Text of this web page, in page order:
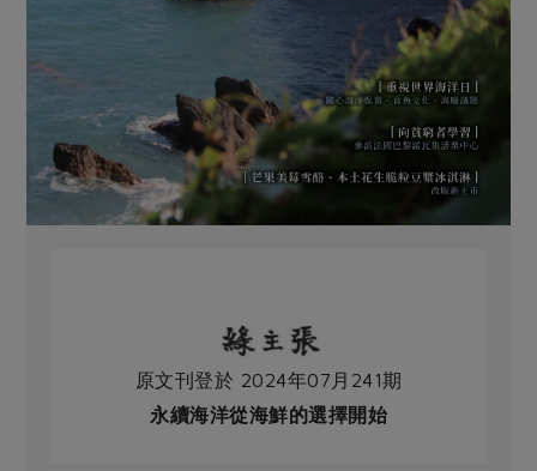
原文刊登於 2024年07月241期
永續海洋從海鮮的選擇開始